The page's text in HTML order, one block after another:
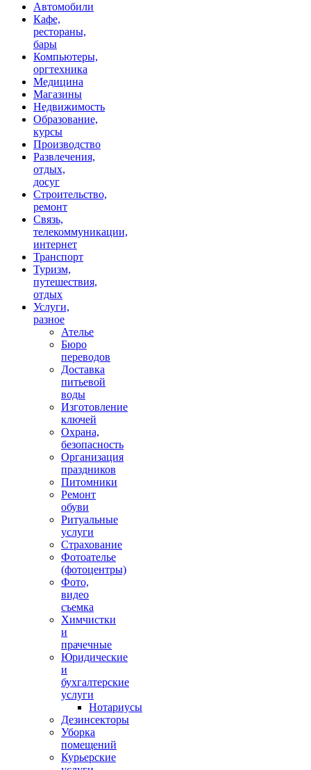
Автомобили
Кафе,
рестораны,
бары
Компьютеры,
оргтехника
Медицина
Магазины
Недвижимость
Образование,
курсы
Производство
Развлечения,
отдых,
досуг
Строительство,
ремонт
Связь,
телекоммуникации,
интернет
Транспорт
Туризм,
путешествия,
отдых
Услуги,
разное
Ателье
Бюро
переводов
Доставка
питьевой
воды
Изготовление
ключей
Охрана,
безопасность
Организация
праздников
Питомники
Ремонт
обуви
Ритуальные
услуги
Страхование
Фотоателье
(фотоцентры)
Фото,
видео
съемка
Химчистки
и
прачечные
Юридические
и
бухгалтерские
услуги
Нотариусы
Дезинсекторы
Уборка
помещений
Курьерские